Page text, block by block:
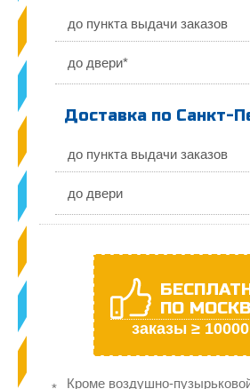
до пункта выдачи заказов
до двери*
Доставка по Санкт-
до пункта выдачи заказов
до двери
ПО
заказы ≥
Кроме воздушно-